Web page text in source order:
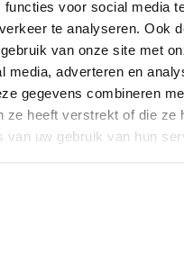
functies voor social media
te analyseren. Ook
van onze site met
media, adverteren en
gegevens combineren
ze heeft verstrekt of die ze
van uw gebruik van hun
Tot 100 KM
Électrique